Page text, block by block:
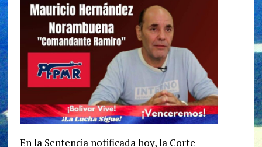
En la Sentencia notificada hoy, la Corte